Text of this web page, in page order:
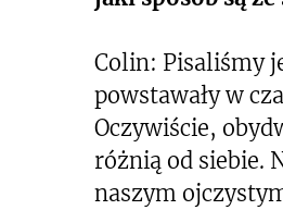
Colin: Pisaliśmy
powstawały w
Oczywiście,
różnią od siebie.
naszym